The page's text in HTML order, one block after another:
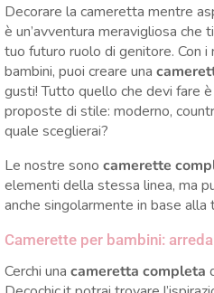
Decorare la cameretta mentre
è un’avventura meravigliosa
tuo futuro ruolo di genitore. Con
bambini, puoi creare una
gusti! Tutto quello che devi fare
proposte di stile: moderno,
quale sceglierai?
Le nostre sono camerette
elementi della stessa linea, ma
anche singolarmente in base alla
Camerette per bambini:
Cerchi una cameretta completa